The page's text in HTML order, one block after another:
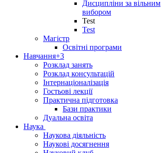
Дисципліни за вільним
вибором
Test
Test
Магістр
Освітні програми
Навчання+3
Розклад занять
Розклад консультацій
Інтернаціоналізація
Гостьові лекції
Практична підготовка
Бази практики
Дуальна освіта
Наука
Наукова діяльність
Наукові досягнення